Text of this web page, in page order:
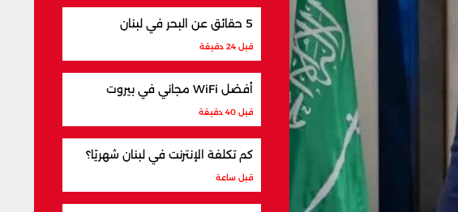
5 حقائق عن البحر في لبنان
قبل 24 دقيقة
أفضل WiFi مجاني في بيروت
قبل 40 دقيقة
كم تكلفة الإنترنت في لبنان شهريًا؟
قبل ساعة